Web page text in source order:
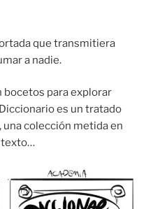
que transmitiera
a nadie.
bocetos para explorar
es un tratado
colección metida en
texto…